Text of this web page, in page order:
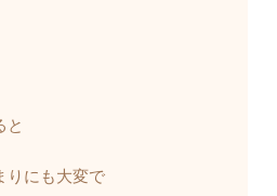
と
りにも大変で